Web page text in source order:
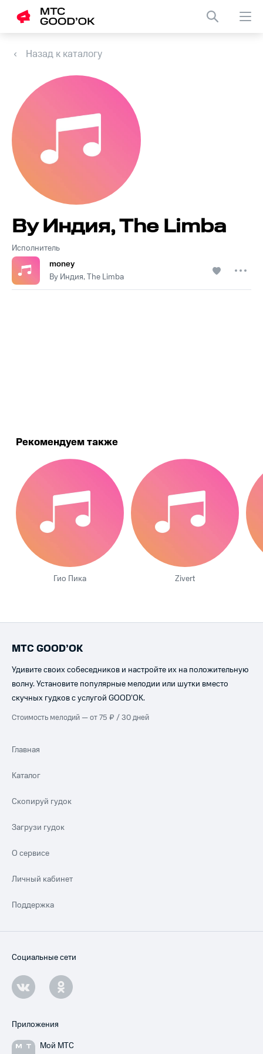
Назад к каталогу
Исполнитель
By Индия, The Limba
money
By Индия, The Limba
Рекомендуем также
Гио Пика Zivert
МТС GOOD’OK
Удивите своих собеседников и настройте их на положительную
волну. Установите популярные мелодии или шутки вместо
скучных гудков с услугой GOOD’OK.
Стоимость мелодий — от 75 ₽ / 30 дней
Главная
Каталог
Скопируй гудок
Загрузи гудок
О сервисе
Личный кабинет
Поддержка
Социальные сети
Приложения
Мой МТС